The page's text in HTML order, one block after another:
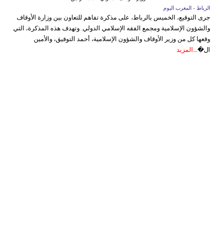
الرباط - المغرب اليوم
جرى التوقيع، الخميس بالرباط، على مذكرة تفاهم للتعاون بين وزارة الأوقاف
والشؤون الإسلامية ومجمع الفقه الإسلامي الدولي. وتهدف هذه المذكرة، التي
وقعها كل من وزير الأوقاف والشؤون الإسلامية، أحمد التوفيق، والأمين
ال�... المزيد